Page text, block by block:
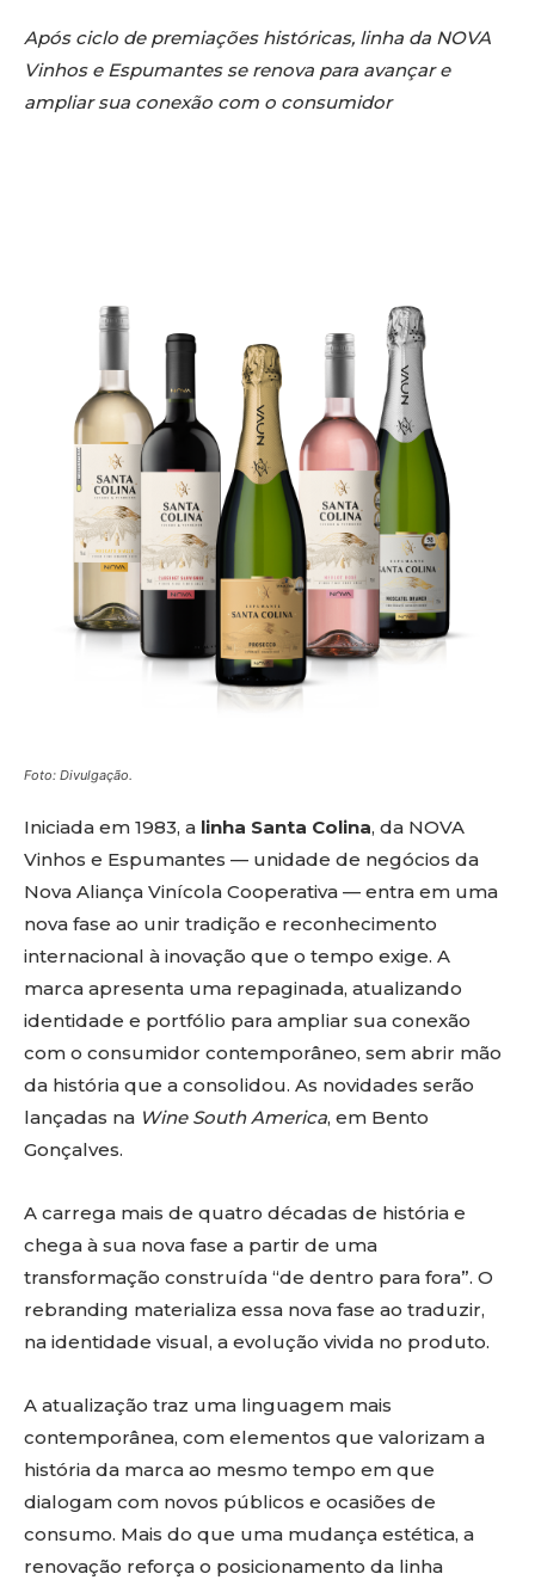
Após ciclo de premiações históricas, linha da NOVA
Vinhos e Espumantes se renova para avançar e
ampliar sua conexão com o consumidor
Foto: Divulgação.
Iniciada em 1983, a linha Santa Colina, da NOVA
Vinhos e Espumantes — unidade de negócios da
Nova Aliança Vinícola Cooperativa — entra em uma
nova fase ao unir tradição e reconhecimento
internacional à inovação que o tempo exige. A
marca apresenta uma repaginada, atualizando
identidade e portfólio para ampliar sua conexão
com o consumidor contemporâneo, sem abrir mão
da história que a consolidou. As novidades serão
lançadas na Wine South America, em Bento
Gonçalves.
A carrega mais de quatro décadas de história e
chega à sua nova fase a partir de uma
transformação construída “de dentro para fora”. O
rebranding materializa essa nova fase ao traduzir,
na identidade visual, a evolução vivida no produto.
A atualização traz uma linguagem mais
contemporânea, com elementos que valorizam a
história da marca ao mesmo tempo em que
dialogam com novos públicos e ocasiões de
consumo. Mais do que uma mudança estética, a
renovação reforça o posicionamento da linha